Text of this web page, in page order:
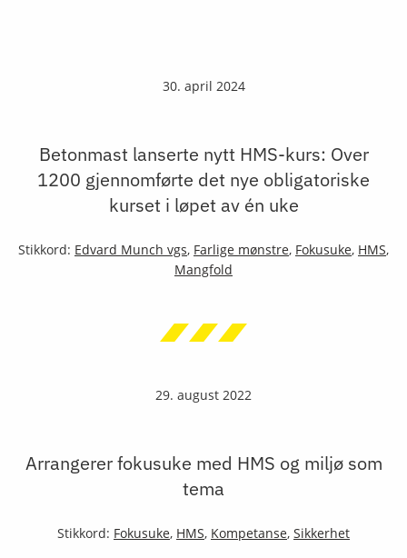
30. april 2024
Betonmast lanserte nytt HMS-kurs: Over
1200 gjennomførte det nye obligatoriske
kurset i løpet av én uke
Stikkord: Edvard Munch vgs, Farlige mønstre, Fokusuke, HMS,
Mangfold
29. august 2022
Arrangerer fokusuke med HMS og miljø som
tema
Stikkord: Fokusuke, HMS, Kompetanse, Sikkerhet